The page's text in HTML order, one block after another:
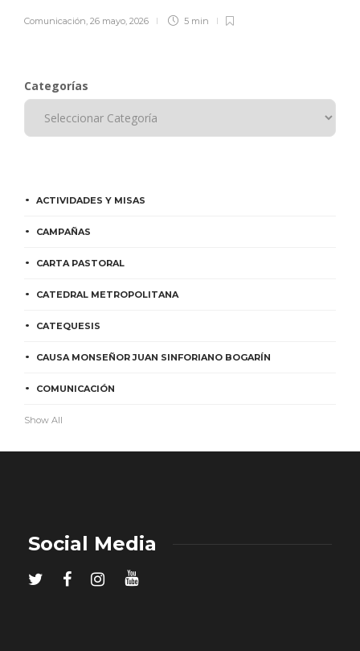
Comunicación, 26 mayo, 2026 5 min
Categorías
ACTIVIDADES Y MISAS
CAMPAÑAS
CARTA PASTORAL
CATEDRAL METROPOLITANA
CATEQUESIS
CAUSA MONSEÑOR JUAN SINFORIANO BOGARÍN
COMUNICACIÓN
Show All
Social Media